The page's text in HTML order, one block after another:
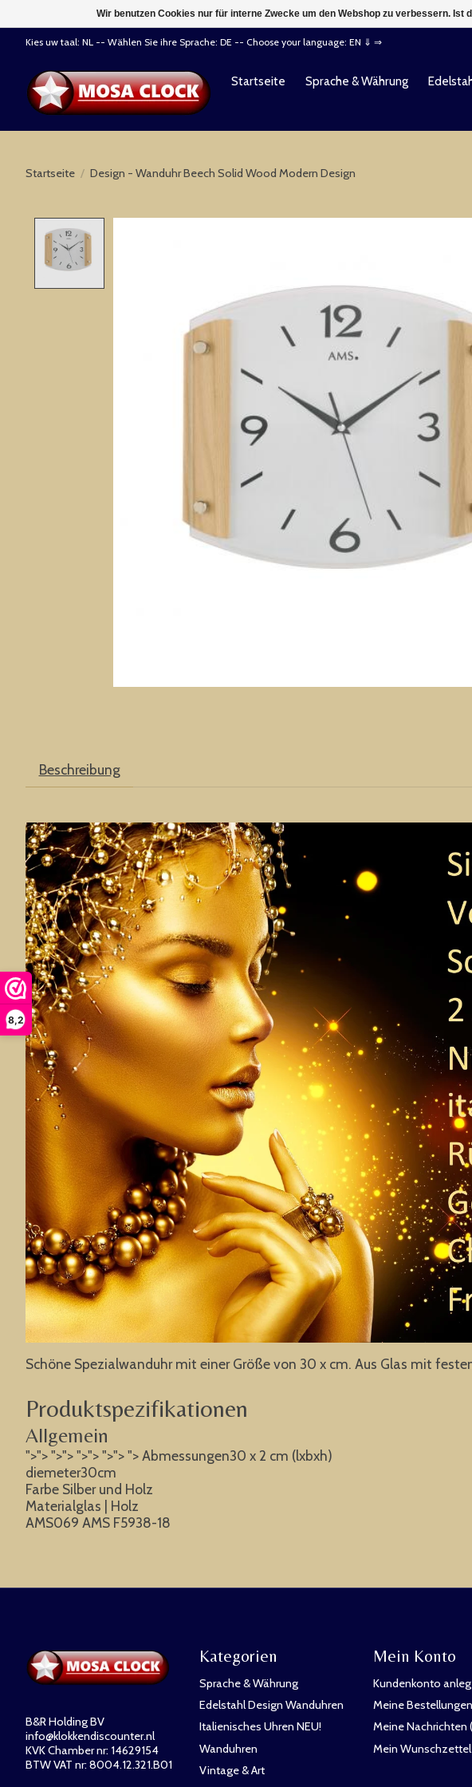
8,2
Kies uw taal: NL -- Wählen Sie ihre Sprache: DE -- Choose your language: EN ⇓ ⇒
Startseite Sprache & Währung
Startseite / Design - Wanduhr Beech Solid Wood Modern Design
Beschreibung
Schöne Spezialwanduhr mit einer Größe von 30 x cm. Aus Glas mit
Produktspezifikationen
Allgemein
">"> ">"> ">"> ">"> "> Abmessungen30 x 2 cm (lxbxh)
diemeter30cm
Farbe Silber und Holz
Materialglas | Holz
AMS069 AMS F5938-18
B&R Holding BV
info@klokkendiscounter.nl
KVK Chamber nr: 14629154
BTW VAT nr: 8004.12.321.B01
Kategorien
Sprache & Währung
Edelstahl Design Wanduhren
Italienisches Uhren NEU!
Wanduhren
Vintage & Art
Mein Konto
Kundenkonto
Meine Bestellungen
Meine Nachrichten
Mein Wunschzettel
Wir benutzen Cookies nur für interne Zwecke um den Webshop zu verbessern. Ist